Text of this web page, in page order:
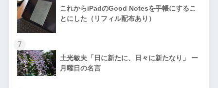
これからiPadのGood Notesを手帳にするこ
とにした（リフィル配布あり）
7
土光敏夫「日に新たに、日々に新たなり」 ー
月曜日の名言